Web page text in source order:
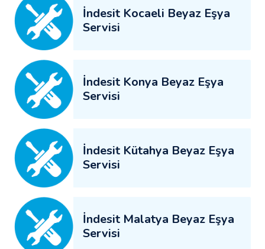
İndesit Kocaeli Beyaz Eşya
Servisi
İndesit Konya Beyaz Eşya
Servisi
İndesit Kütahya Beyaz Eşya
Servisi
İndesit Malatya Beyaz Eşya
Servisi